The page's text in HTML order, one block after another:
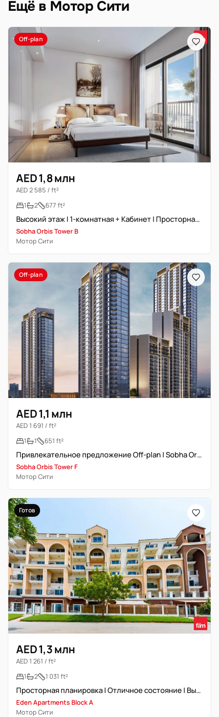
Ещё в Мотор Сити
Off-plan
AED 1,8 млн
AED 2 585 / ft²
1
2 677 ft²
Высокий этаж | 1-комнатная + Кабинет | Просторная планировка
Sobha Orbis Tower B
Мотор Сити
Off-plan
AED 1,1 млн
AED 1 691 / ft²
1
1 651 ft²
Привлекательное предложение Off-plan | Sobha Orbis Tower F
Sobha Orbis Tower F
Мотор Сити
Готов
AED 1,3 млн
AED 1 261 / ft²
1
2 1 031 ft²
Просторная планировка | Отличное состояние | Высокий этаж
Eden Apartments Block A
Мотор Сити